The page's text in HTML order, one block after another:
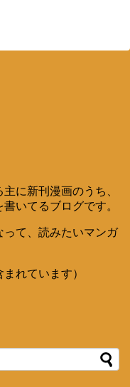
に新刊漫画のうち、
いてるブログです。
て、読みたいマンガ
れています）